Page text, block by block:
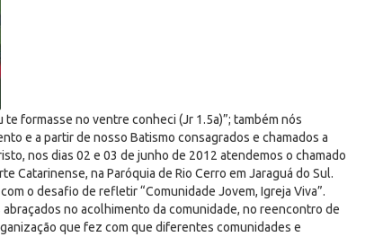
formasse no ventre conheci (Jr 1.5a)”; também nós
e a partir de nosso Batismo consagrados e chamados a
nos dias 02 e 03 de junho de 2012 atendemos o chamado
Catarinense, na Paróquia de Rio Cerro em Jaraguá do Sul.
o desafio de refletir “Comunidade Jovem, Igreja Viva”.
no acolhimento da comunidade, no reencontro de
que fez com que diferentes comunidades e